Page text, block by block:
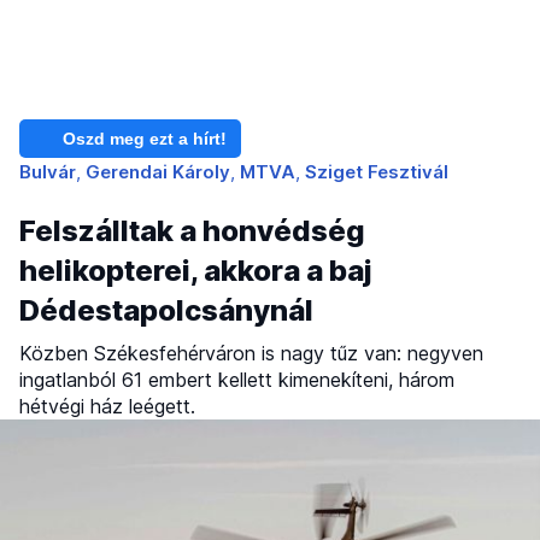
Oszd meg ezt a hírt!
Bulvár Gerendai Károly MTVA Sziget Fesztivál
Felszálltak a honvédség
helikopterei, akkora a baj
Dédestapolcsánynál
Közben Székesfehérváron is nagy tűz van: negyven
ingatlanból 61 embert kellett kimenekíteni, három
hétvégi ház leégett.